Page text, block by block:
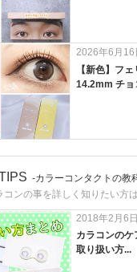
2026年6月16
【新色】フ
14.2mm チョ
-カラーコンタクトの教
コンの事を詳しく知りたい方
2018年2月6日
カラコンの
取り扱い方...